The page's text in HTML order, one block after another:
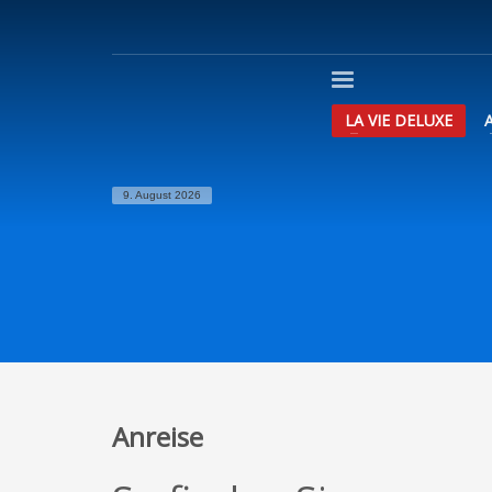
LA VIE DELUXE
9. August 2026
Anreise